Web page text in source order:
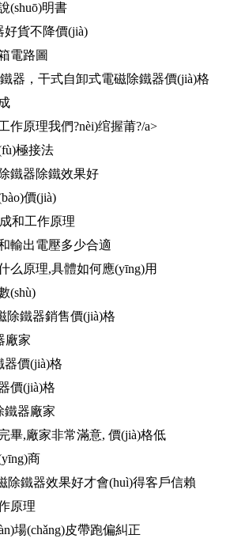
(shuō)明書
好貨不降價(jià)
電路圖
器，干式自卸式電磁除鐵器價(jià)格
作原理我們?nèi)绾握莆?/a>
極接法
鐵器除鐵效果好
價(jià)
和工作原理
輸出電壓多少合適
么原理,具體如何應(yīng)用
(shù)
除鐵器銷售價(jià)格
廠家
器價(jià)格
價(jià)格
鐵器廠家
畢,廠家非常滿意, 價(jià)格低
商
除鐵器效果好才會(huì)得客戶信賴
原理
場(chǎng)皮帶跑偏糾正